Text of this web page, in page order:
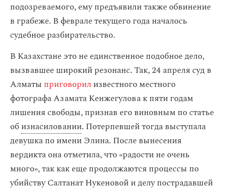
подозреваемого, ему предъявили также обвинение
в грабеже. В феврале текущего года началось
судебное разбирательство.
В Казахстане это не единственное подобное дело,
вызвавшее широкий резонанс. Так, 24 апреля суд в
Алматы приговорил известного местного
фотографа Азамата Кенжегулова к пяти годам
лишения свободы, признав его виновным по статье
обизнасиловании. Потерпевшей тогда выступала
девушка по имени Элина. После вынесения
вердикта она отметила, что «радости не очень
много», так как еще продолжаются процессы по
убийству Салтанат Нукеновой и делу пострадавшей